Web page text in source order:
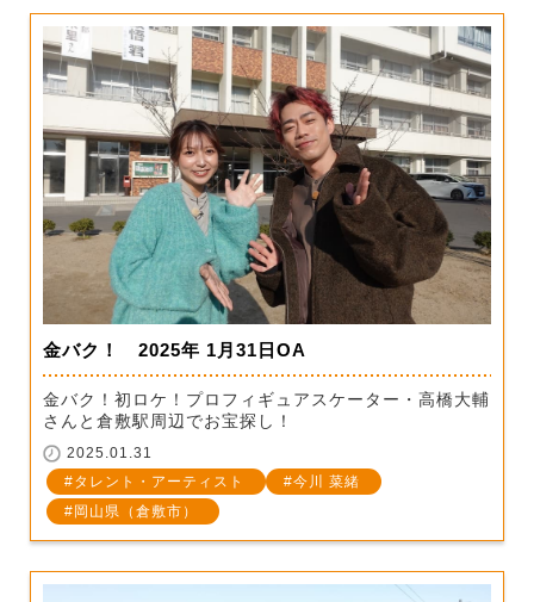
金バク！ 2025年 1月31日OA
金バク！初ロケ！プロフィギュアスケーター・高橋大輔
さんと倉敷駅周辺でお宝探し！
2025.01.31
タレント・アーティスト
今川 菜緒
岡山県（倉敷市）